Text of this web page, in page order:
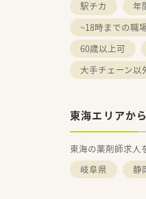
駅チカ
年
~18時までの職
60歳以上可
大手チェーン以
東海エリアか
東海の薬剤師求人
岐阜県
静